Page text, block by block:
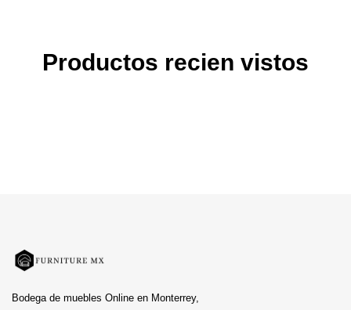
Productos recien vistos
Bodega de muebles Online en Monterrey,